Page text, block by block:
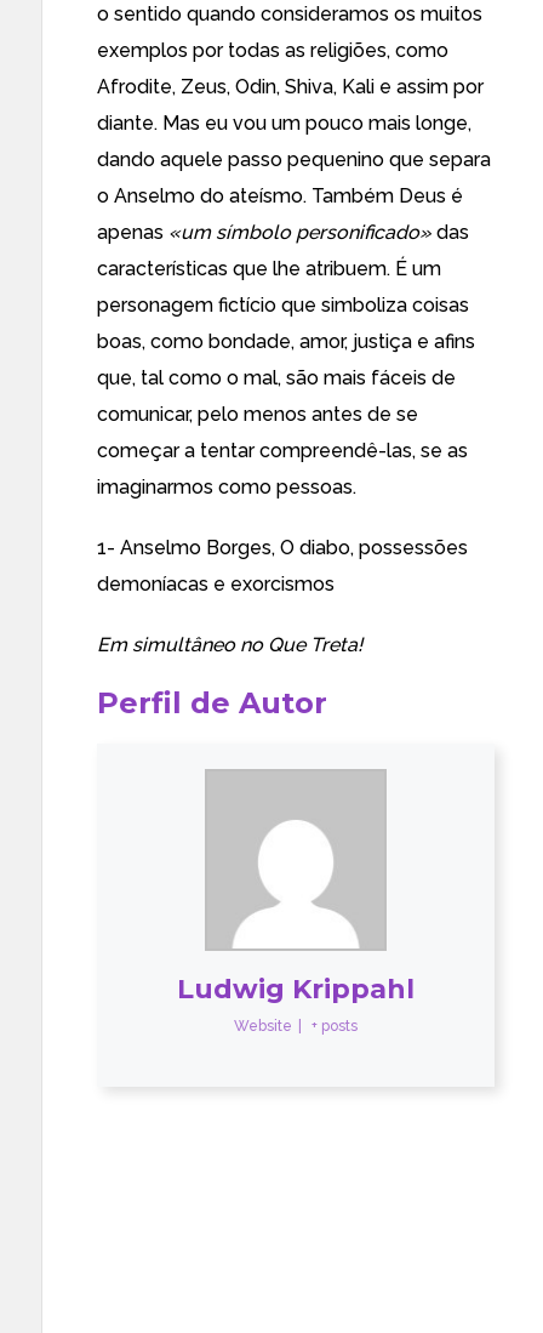
o sentido quando consideramos os muitos
exemplos por todas as religiões, como
Afrodite, Zeus, Odin, Shiva, Kali e assim por
diante. Mas eu vou um pouco mais longe,
dando aquele passo pequenino que separa
o Anselmo do ateísmo. Também Deus é
apenas «um símbolo personificado» das
características que lhe atribuem. É um
personagem fictício que simboliza coisas
boas, como bondade, amor, justiça e afins
que, tal como o mal, são mais fáceis de
comunicar, pelo menos antes de se
começar a tentar compreendê-las, se as
imaginarmos como pessoas.
1- Anselmo Borges, O diabo, possessões
demoníacas e exorcismos
Em simultâneo no Que Treta!
Perfil de Autor
Ludwig Krippahl
Website + posts